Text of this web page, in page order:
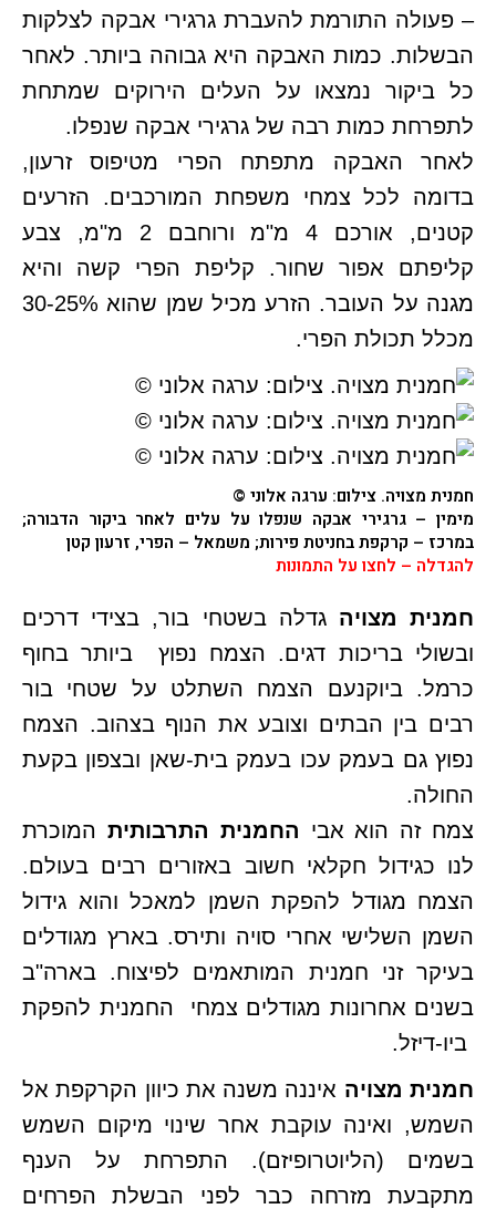
– פעולה התורמת להעברת גרגירי אבקה לצלקות
הבשלות. כמות האבקה היא גבוהה ביותר. לאחר
כל ביקור נמצאו על העלים הירוקים שמתחת
לתפרחת כמות רבה של גרגירי אבקה שנפלו.
לאחר האבקה מתפתח הפרי מטיפוס זרעון,
בדומה לכל צמחי משפחת המורכבים. הזרעים
קטנים, אורכם 4 מ"מ ורוחבם 2 מ"מ, צבע
קליפתם אפור שחור. קליפת הפרי קשה והיא
מגנה על העובר. הזרע מכיל שמן שהוא 30-25%
מכלל תכולת הפרי.
חמנית מצויה. צילום: ערגה אלוני ©
מימין – גרגירי אבקה שנפלו על עלים לאחר ביקור הדבורה;
במרכז – קרקפת בחניטת פירות; משמאל – הפרי, זרעון קטן
להגדלה – לחצו על התמונות
חמנית מצויה גדלה בשטחי בור, בצידי דרכים
ובשולי בריכות דגים. הצמח נפוץ ביותר בחוף
כרמל. ביוקנעם הצמח השתלט על שטחי בור
רבים בין הבתים וצובע את הנוף בצהוב. הצמח
נפוץ גם בעמק עכו בעמק בית-שאן ובצפון בקעת
החולה.
צמח זה הוא אבי החמנית התרבותית המוכרת
לנו כגידול חקלאי חשוב באזורים רבים בעולם.
הצמח מגודל להפקת השמן למאכל והוא גידול
השמן השלישי אחרי סויה ותירס. בארץ מגודלים
בעיקר זני חמנית המותאמים לפיצוח. בארה"ב
בשנים אחרונות מגודלים צמחי החמנית להפקת
ביו-דיזל.
חמנית מצויה איננה משנה את כיוון הקרקפת אל
השמש, ואינה עוקבת אחר שינוי מיקום השמש
בשמים (הליוטרופיזם). התפרחת על הענף
מתקבעת מזרחה כבר לפני הבשלת הפרחים